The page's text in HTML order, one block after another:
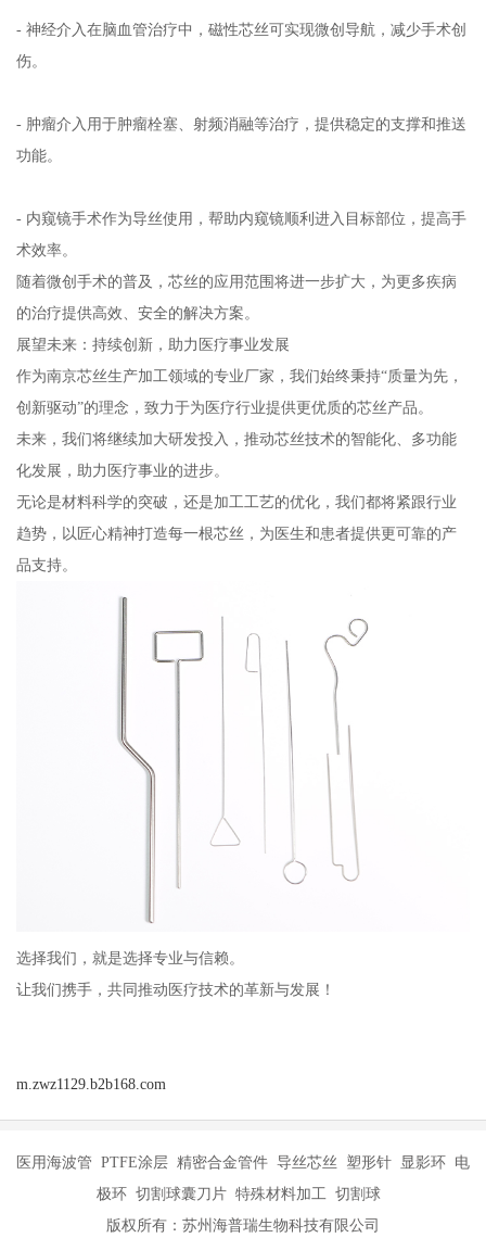
- 神经介入在脑血管治疗中，磁性芯丝可实现微创导航，减少手术创
伤。
- 肿瘤介入用于肿瘤栓塞、射频消融等治疗，提供稳定的支撑和推送
功能。
- 内窥镜手术作为导丝使用，帮助内窥镜顺利进入目标部位，提高手
术效率。
随着微创手术的普及，芯丝的应用范围将进一步扩大，为更多疾病
的治疗提供高效、安全的解决方案。
展望未来：持续创新，助力医疗事业发展
作为南京芯丝生产加工领域的专业厂家，我们始终秉持“质量为先，
创新驱动”的理念，致力于为医疗行业提供更优质的芯丝产品。
未来，我们将继续加大研发投入，推动芯丝技术的智能化、多功能
化发展，助力医疗事业的进步。
无论是材料科学的突破，还是加工工艺的优化，我们都将紧跟行业
趋势，以匠心精神打造每一根芯丝，为医生和患者提供更可靠的产
品支持。
选择我们，就是选择专业与信赖。
让我们携手，共同推动医疗技术的革新与发展！
m.zwz1129.b2b168.com
医用海波管 PTFE涂层 精密合金管件 导丝芯丝 塑形针 显影环 电
极环 切割球囊刀片 特殊材料加工 切割球
版权所有：苏州海普瑞生物科技有限公司